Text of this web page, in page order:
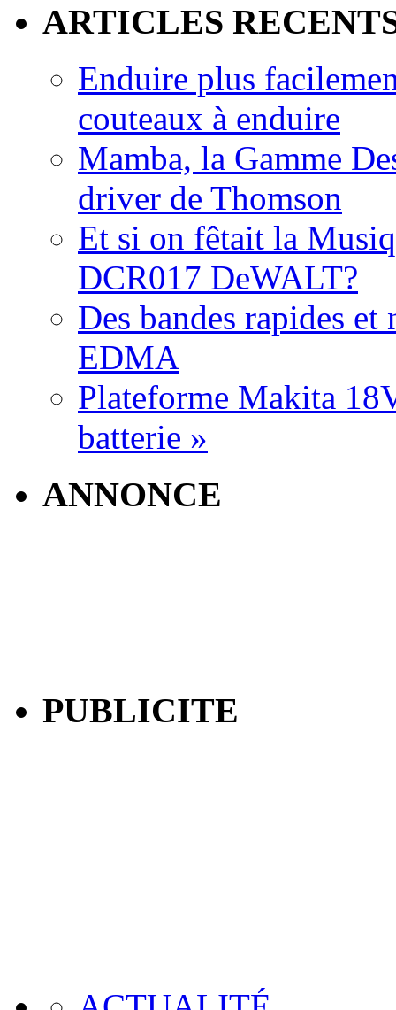
ARTICLES
Enduire plus
couteaux à enduire
Mamba, la Gamme
driver de Thomson
Et si on fêtait la
DCR017 DeWALT?
Des bandes rapides et
EDMA
Plateforme Makita
batterie »
ANNONCE
PUBLICITE